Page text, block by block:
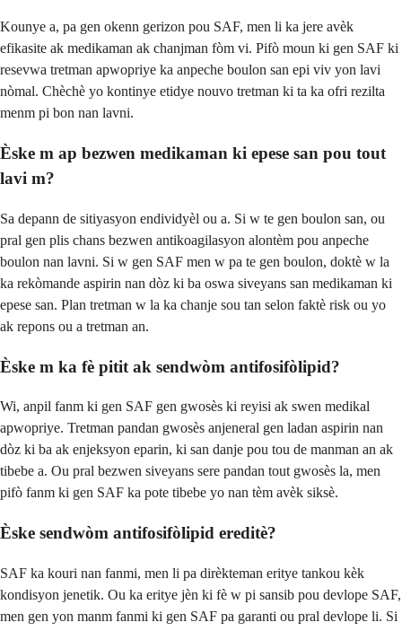
Kounye a, pa gen okenn gerizon pou SAF, men li ka jere avèk
efikasite ak medikaman ak chanjman fòm vi. Pifò moun ki gen SAF ki
resevwa tretman apwopriye ka anpeche boulon san epi viv yon lavi
nòmal. Chèchè yo kontinye etidye nouvo tretman ki ta ka ofri rezilta
menm pi bon nan lavni.
Èske m ap bezwen medikaman ki epese san pou tout
lavi m?
Sa depann de sitiyasyon endividyèl ou a. Si w te gen boulon san, ou
pral gen plis chans bezwen antikoagilasyon alontèm pou anpeche
boulon nan lavni. Si w gen SAF men w pa te gen boulon, doktè w la
ka rekòmande aspirin nan dòz ki ba oswa siveyans san medikaman ki
epese san. Plan tretman w la ka chanje sou tan selon faktè risk ou yo
ak repons ou a tretman an.
Èske m ka fè pitit ak sendwòm antifosifòlipid?
Wi, anpil fanm ki gen SAF gen gwosès ki reyisi ak swen medikal
apwopriye. Tretman pandan gwosès anjeneral gen ladan aspirin nan
dòz ki ba ak enjeksyon eparin, ki san danje pou tou de manman an ak
tibebe a. Ou pral bezwen siveyans sere pandan tout gwosès la, men
pifò fanm ki gen SAF ka pote tibebe yo nan tèm avèk siksè.
Èske sendwòm antifosifòlipid ereditè?
SAF ka kouri nan fanmi, men li pa dirèkteman eritye tankou kèk
kondisyon jenetik. Ou ka eritye jèn ki fè w pi sansib pou devlope SAF,
men gen yon manm fanmi ki gen SAF pa garanti ou pral devlope li. Si